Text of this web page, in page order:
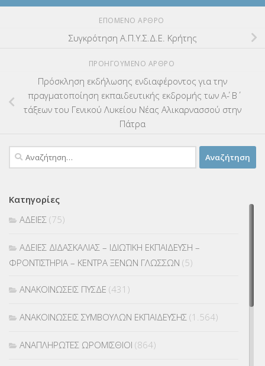
ΕΠΌΜΕΝΟ ΆΡΘΡΟ
Συγκρότηση Α.Π.Υ.Σ.Δ.Ε. Κρήτης
ΠΡΟΗΓΟΎΜΕΝΟ ΆΡΘΡΟ
Πρόσκληση εκδήλωσης ενδιαφέροντος για την
πραγματοποίηση εκπαιδευτικής εκδρομής των Α΄- Β΄
τάξεων του Γενικού Λυκείου Νέας Αλικαρνασσού στην
Πάτρα
Αναζήτηση
για:
Κατηγορίες
ΑΔΕΙΕΣ (75)
ΑΔΕΙΕΣ ΔΙΔΑΣΚΑΛΙΑΣ – ΙΔΙΩΤΙΚΗ ΕΚΠΑΙΔΕΥΣΗ –
ΦΡΟΝΤΙΣΤΗΡΙΑ – ΚΕΝΤΡΑ ΞΕΝΩΝ ΓΛΩΣΣΩΝ (5)
ΑΝΑΚΟΙΝΩΣΕΙΣ ΠΥΣΔΕ (431)
ΑΝΑΚΟΙΝΩΣΕΙΣ ΣΥΜΒΟΥΛΩΝ ΕΚΠΑΙΔΕΥΣΗΣ (1.564)
ΑΝΑΠΛΗΡΩΤΕΣ ΩΡΟΜΙΣΘΙΟΙ (864)